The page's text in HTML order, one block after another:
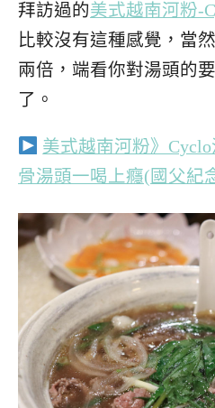
拜訪過的美式越南河粉-
比較沒有這種感覺，當
兩倍，端看你對湯頭的
了。
美式越南河粉》
骨湯頭一喝上癮(國父紀